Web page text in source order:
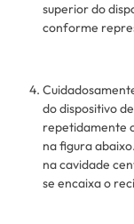
superior do
conforme
do dispositivo
repetidamente
na figura
na cavidade
se encaixa o